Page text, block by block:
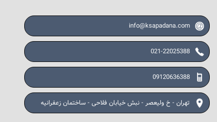
info@ksapadana.com
021-22025388
09120636388
تهران - خ ولیعصر - نبش خیابان فلاحی - ساختمان زعفرانیه